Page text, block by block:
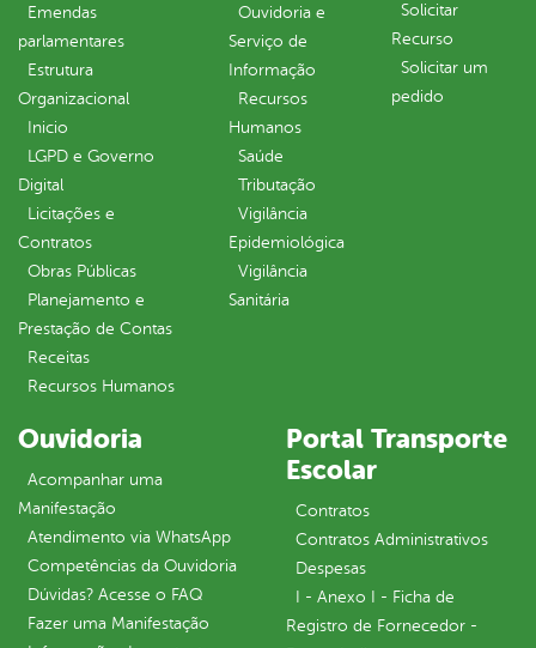
Emendas
parlamentares
Estrutura
Organizacional
Inicio
LGPD e Governo
Digital
Licitações e
Contratos
Obras Públicas
Planejamento e
Prestação de Contas
Receitas
Recursos Humanos
Ouvidoria e
Serviço de
Informação
Recursos
Humanos
Saúde
Tributação
Vigilância
Epidemiológica
Vigilância
Sanitária
Solicitar
Recurso
Solicitar um
pedido
Ouvidoria
Acompanhar uma
Manifestação
Atendimento via WhatsApp
Competências da Ouvidoria
Dúvidas? Acesse o FAQ
Fazer uma Manifestação
Portal Transporte
Escolar
Contratos
Contratos Administrativos
Despesas
I - Anexo I - Ficha de
Registro de Fornecedor -